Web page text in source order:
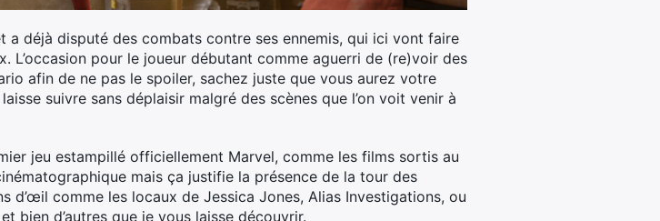
a déjà disputé des combats contre ses ennemis, qui ici vont faire
L’occasion pour le joueur débutant comme aguerri de (re)voir des
afin de ne pas le spoiler, sachez juste que vous aurez votre
suivre sans déplaisir malgré des scènes que l’on voit venir à
jeu estampillé officiellement Marvel, comme les films sortis au
mais ça justifie la présence de la tour des
d’œil comme les locaux de Jessica Jones, Alias Investigations, ou
bien d’autres que je vous laisse découvrir.